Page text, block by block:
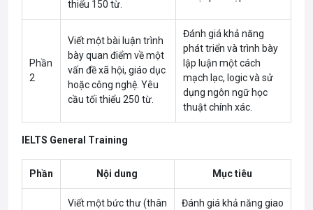
thiểu 150 từ.
Phần
2
Viết một bài luận trình
bày quan điểm về một
vấn đề xã hội, giáo dục
hoặc công nghệ. Yêu
cầu tối thiểu 250 từ.
Đánh giá khả năng
phát triển và trình bày
lập luận một cách
mạch lạc, logic và sử
dụng ngôn ngữ học
thuật chính xác.
IELTS General Training
Phần Nội dung Mục tiêu
Viết một bức thư (thân
Đánh giá khả năng giao